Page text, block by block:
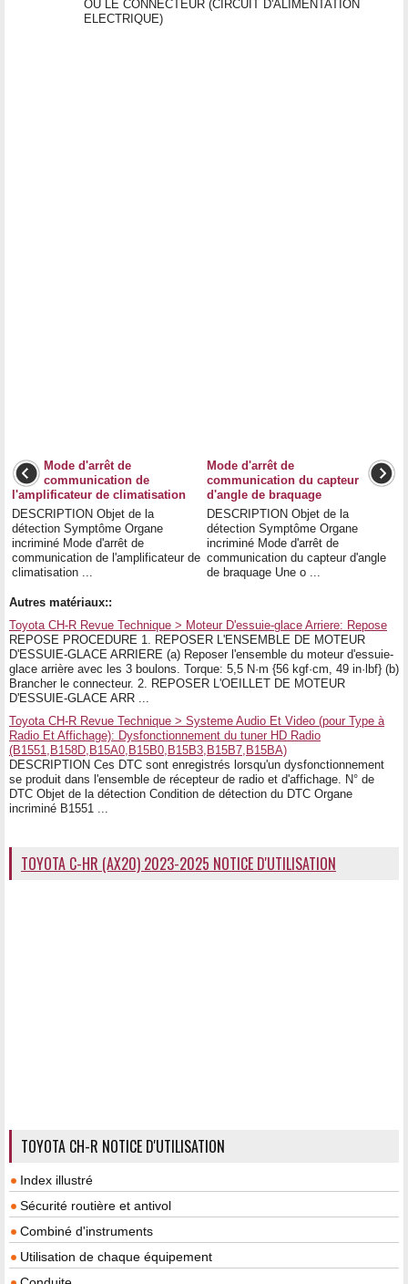
OU LE CONNECTEUR (CIRCUIT D'ALIMENTATION
ELECTRIQUE)
Mode d'arrêt de
communication de
l'amplificateur de climatisation
DESCRIPTION Objet de la
détection Symptôme Organe
incriminé Mode d'arrêt de
communication de l'amplificateur de
climatisation ...
Mode d'arrêt de
communication du capteur
d'angle de braquage
DESCRIPTION Objet de la
détection Symptôme Organe
incriminé Mode d'arrêt de
communication du capteur d'angle
de braquage Une o ...
Autres matériaux::
Toyota CH-R Revue Technique > Moteur D'essuie-glace Arriere: Repose
REPOSE PROCEDURE 1. REPOSER L'ENSEMBLE DE MOTEUR
D'ESSUIE-GLACE ARRIERE (a) Reposer l'ensemble du moteur d'essuie-
glace arrière avec les 3 boulons. Torque: 5,5 N·m {56 kgf·cm, 49 in·lbf} (b)
Brancher le connecteur. 2. REPOSER L'OEILLET DE MOTEUR
D'ESSUIE-GLACE ARR ...
Toyota CH-R Revue Technique > Systeme Audio Et Video (pour Type à
Radio Et Affichage): Dysfonctionnement du tuner HD Radio
(B1551,B158D,B15A0,B15B0,B15B3,B15B7,B15BA)
DESCRIPTION Ces DTC sont enregistrés lorsqu'un dysfonctionnement
se produit dans l'ensemble de récepteur de radio et d'affichage. N° de
DTC Objet de la détection Condition de détection du DTC Organe
incriminé B1551 ...
TOYOTA C-HR (AX20) 2023-2025 NOTICE D'UTILISATION
TOYOTA CH-R NOTICE D'UTILISATION
Index illustré
Sécurité routière et antivol
Combiné d'instruments
Utilisation de chaque équipement